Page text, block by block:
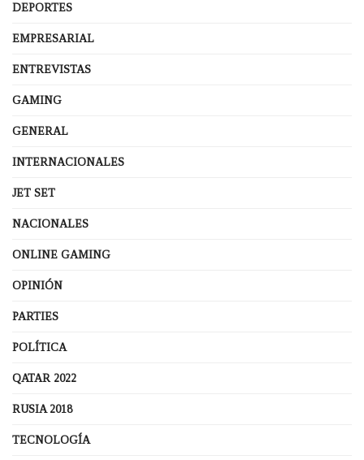
DEPORTES
EMPRESARIAL
ENTREVISTAS
GAMING
GENERAL
INTERNACIONALES
JET SET
NACIONALES
ONLINE GAMING
OPINIÓN
PARTIES
POLÍTICA
QATAR 2022
RUSIA 2018
TECNOLOGÍA